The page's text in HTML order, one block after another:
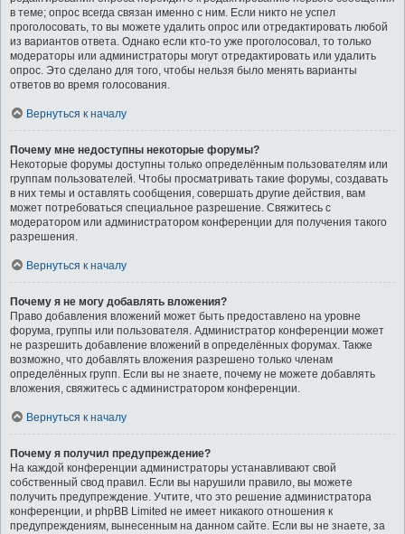
в теме; опрос всегда связан именно с ним. Если никто не успел
проголосовать, то вы можете удалить опрос или отредактировать любой
из вариантов ответа. Однако если кто-то уже проголосовал, то только
модераторы или администраторы могут отредактировать или удалить
опрос. Это сделано для того, чтобы нельзя было менять варианты
ответов во время голосования.
Вернуться к началу
Почему мне недоступны некоторые форумы?
Некоторые форумы доступны только определённым пользователям или
группам пользователей. Чтобы просматривать такие форумы, создавать
в них темы и оставлять сообщения, совершать другие действия, вам
может потребоваться специальное разрешение. Свяжитесь с
модератором или администратором конференции для получения такого
разрешения.
Вернуться к началу
Почему я не могу добавлять вложения?
Право добавления вложений может быть предоставлено на уровне
форума, группы или пользователя. Администратор конференции может
не разрешить добавление вложений в определённых форумах. Также
возможно, что добавлять вложения разрешено только членам
определённых групп. Если вы не знаете, почему не можете добавлять
вложения, свяжитесь с администратором конференции.
Вернуться к началу
Почему я получил предупреждение?
На каждой конференции администраторы устанавливают свой
собственный свод правил. Если вы нарушили правило, вы можете
получить предупреждение. Учтите, что это решение администратора
конференции, и phpBB Limited не имеет никакого отношения к
предупреждениям, вынесенным на данном сайте. Если вы не знаете, за